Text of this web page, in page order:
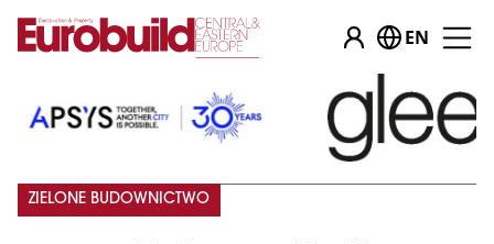
EN
ZIELONE BUDOWNICTWO